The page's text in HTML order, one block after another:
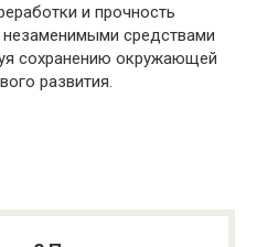
и прочность
средствами
сохранению окружающей
развития.